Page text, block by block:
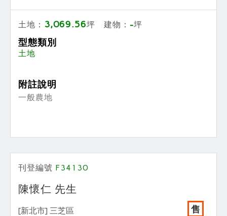
土地： 3,069.56坪 建物： -坪
型態類別
土地
附註說明
一般農地
刊登編號 F34130
陳懷仁 先生
[新北市] 三芝區 售